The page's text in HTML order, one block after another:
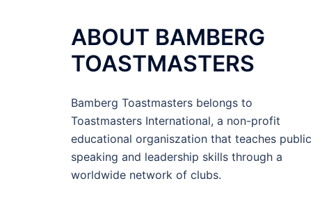
ABOUT BAMBERG
TOASTMASTERS
Bamberg Toastmasters belongs to
Toastmasters International, a non-profit
educational organiszation that teaches public
speaking and leadership skills through a
worldwide network of clubs.